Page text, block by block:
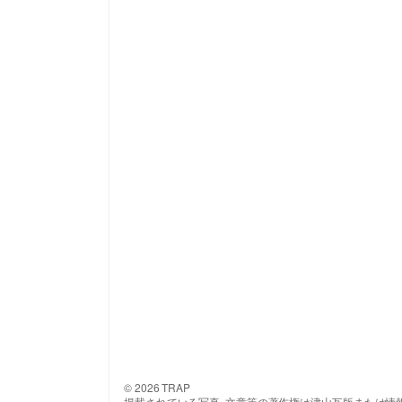
© 2026 TRAP